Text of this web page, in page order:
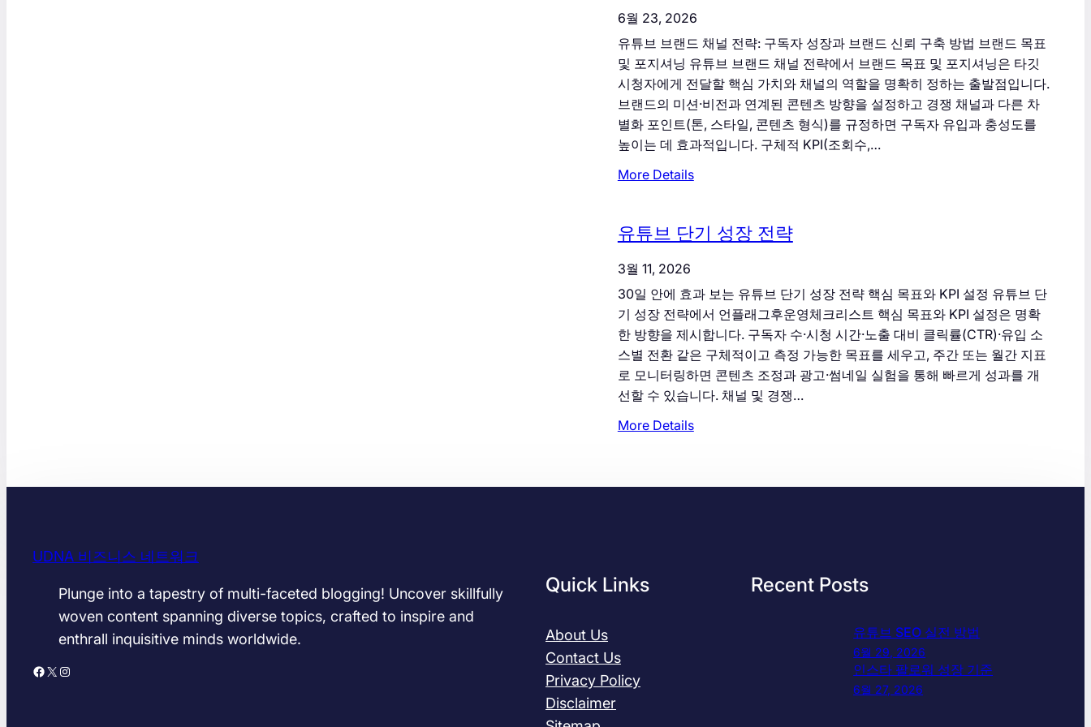
6월 23, 2026
유튜브 브랜드 채널 전략: 구독자 성장과 브랜드 신뢰 구축 방법 브랜드 목표
및 포지셔닝 유튜브 브랜드 채널 전략에서 브랜드 목표 및 포지셔닝은 타깃
시청자에게 전달할 핵심 가치와 채널의 역할을 명확히 정하는 출발점입니다.
브랜드의 미션·비전과 연계된 콘텐츠 방향을 설정하고 경쟁 채널과 다른 차
별화 포인트(톤, 스타일, 콘텐츠 형식)를 규정하면 구독자 유입과 충성도를
높이는 데 효과적입니다. 구체적 KPI(조회수,…
More Details:
브
드
채
널
전
략
유튜브 단기 성장 전략
3월 11, 2026
30일 안에 효과 보는 유튜브 단기 성장 전략 핵심 목표와 KPI 설정 유튜브 단
기 성장 전략에서 언플래그후운영체크리스트 핵심 목표와 KPI 설정은 명확
한 방향을 제시합니다. 구독자 수·시청 시간·노출 대비 클릭률(CTR)·유입 소
스별 전환 같은 구체적이고 측정 가능한 목표를 세우고, 주간 또는 월간 지표
로 모니터링하면 콘텐츠 조정과 광고·썸네일 실험을 통해 빠르게 성과를 개
선할 수 있습니다. 채널 및 경쟁…
More Details:
브
UDNA 비즈니스 네트워크
Plunge into a tapestry of multi-faceted blogging! Uncover skillfully
woven content spanning diverse topics, crafted to inspire and
enthrall inquisitive minds worldwide.
Facebook X Instagram
Quick Links
About Us
Contact Us
Privacy Policy
Disclaimer
Recent Posts
유튜브 SEO 실전 방법
6월 29, 2026
인스타 팔로워 성장 기준
6월 27, 2026